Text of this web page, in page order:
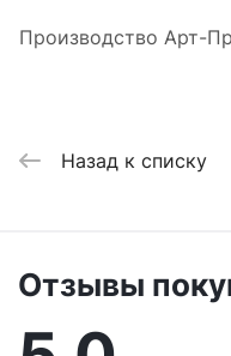
Производство Арт-
Назад к списку
Отзывы